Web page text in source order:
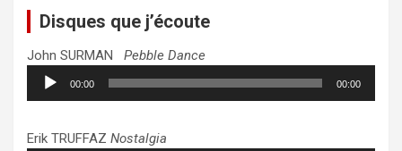
Disques que j’écoute
John SURMAN Pebble Dance
Lecteur
audio
00:00 00:00
Erik TRUFFAZ Nostalgia